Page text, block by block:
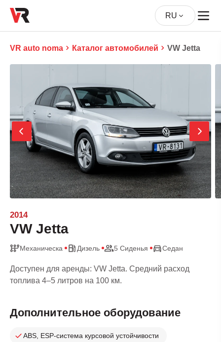
RU
VR auto noma Каталог автомобилей VW Jetta
2014
VW Jetta
Механическа Дизель 5 Сиденья Седан
Доступен для аренды: VW Jetta. Средний расход
топлива 4–5 литров на 100 км.
Дополнительное оборудование
ABS, ESP-система курсовой устойчивости